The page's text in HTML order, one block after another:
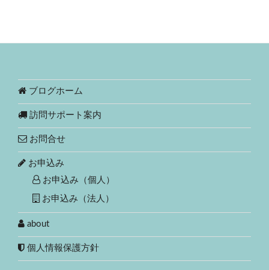
ブログホーム
訪問サポート案内
お問合せ
お申込み
お申込み（個人）
お申込み（法人）
about
個人情報保護方針